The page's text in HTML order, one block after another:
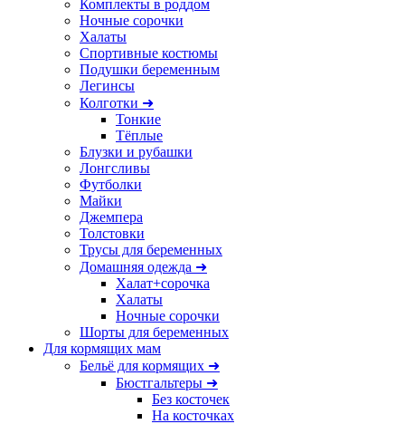
Комплекты в роддом
Ночные сорочки
Халаты
Спортивные костюмы
Подушки беременным
Легинсы
Колготки ➜
Тонкие
Тёплые
Блузки и рубашки
Лонгсливы
Футболки
Майки
Джемпера
Толстовки
Трусы для беременных
Домашняя одежда ➜
Халат+сорочка
Халаты
Ночные сорочки
Шорты для беременных
Для кормящих мам
Бельё для кормящих ➜
Бюстгальтеры ➜
Без косточек
На косточках